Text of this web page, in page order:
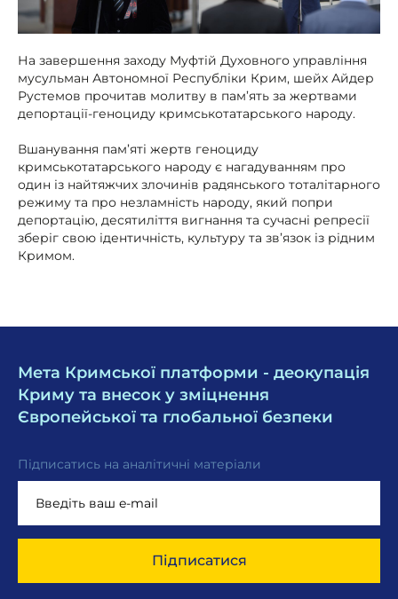
На завершення заходу Муфтій Духовного управління
мусульман Автономної Республіки Крим, шейх Айдер
Рустемов прочитав молитву в пам’ять за жертвами
депортації-геноциду кримськотатарського народу.
Вшанування пам’яті жертв геноциду
кримськотатарського народу є нагадуванням про
один із найтяжчих злочинів радянського тоталітарного
режиму та про незламність народу, який попри
депортацію, десятиліття вигнання та сучасні репресії
зберіг свою ідентичність, культуру та зв’язок із рідним
Кримом.
Мета Кримської платформи - деокупація
Криму та внесок у зміцнення
Європейської та глобальної безпеки
Підписатись на аналітичні матеріали
Підписатися